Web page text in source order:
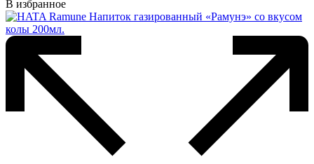
В избранное